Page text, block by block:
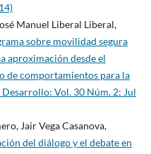
Manuel Liberal Liberal,
sobre movilidad segura
aproximación desde el
de comportamientos para la
Vol. 30 Núm. 2: Jul
Jair Vega Casanova,
del diálogo y el debate en